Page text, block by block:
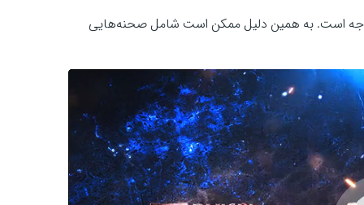
است. به همین دلیل ممکن است شامل صحنه‌هایی